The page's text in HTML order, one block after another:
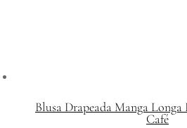
Blusa Drapeada Manga
Café